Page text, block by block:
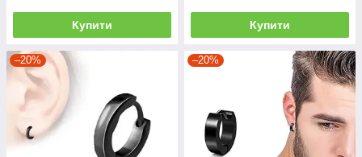
Купити Купити
–20% –20%